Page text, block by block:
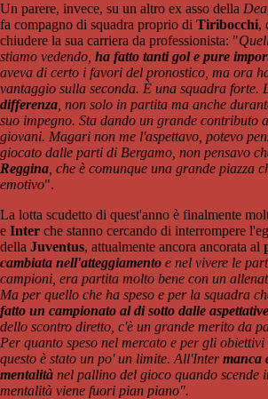
Un parere, invece, su un altro ex asso della Dea
fa compagno di squadra proprio di Tiribocchi,
chiudere la sua carriera da professionista: "
stiamo vedendo, ha fatto tanti gol e pure
aveva di certo i favori del pronostico, ma ora
vantaggio sulla seconda. È una squadra forte.
differenza , non solo in partita ma anche
suo impegno. Sta dando un grande contributo
giovani. Magari non me l'aspettavo, potevo
giocato dalle parti di Bergamo, non pensavo
Reggina , che è comunque una grande piazza
emotivo".
La lotta scudetto di quest'anno è finalmente
e Inter che stanno cercando di interrompere
della Juventus, attualmente ancora ancorata al
cambiata nell'atteggiamento e nel vivere le
campioni, era partita molto bene con un
Ma per quello che ha speso e per la squadra
fatto un campionato al di sotto dalle aspettative
dello scontro diretto, c'è un grande merito da
Per quanto speso nel mercato e per gli
questo è stato un po' un limite. All'Intermanca
mentalità nel pallino del gioco quando scende
mentalità viene fuori pian piano".